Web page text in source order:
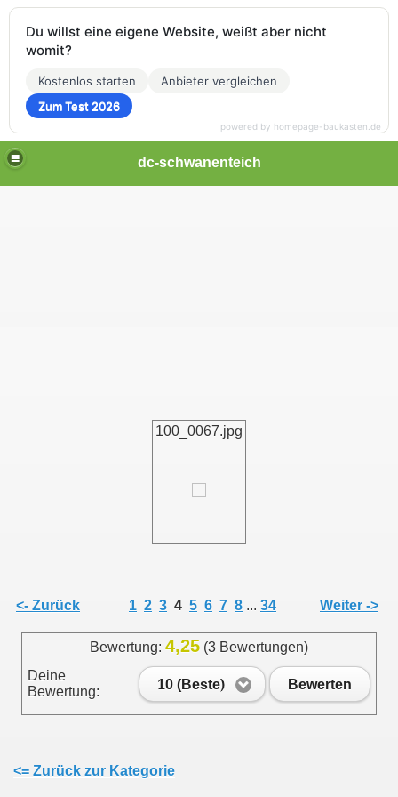
dc-schwanenteich
100_0067.jpg
<- Zurück 1 2 3 4 5 6 7 8 ... 34 Weiter ->
Bewertung: 4,25 (3 Bewertungen)
Deine
Bewertung:
10 (Beste) Bewerten
<= Zurück zur Kategorie
Du willst eine eigene Website, weißt aber nicht
womit?
Kostenlos starten
Anbieter vergleichen
Zum Test 2026
powered by homepage-baukasten.de